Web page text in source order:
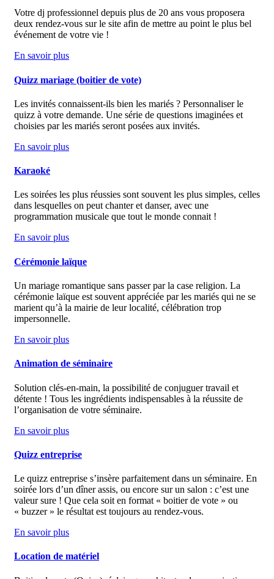
Votre dj professionnel depuis plus de 20 ans vous proposera
deux rendez-vous sur le site afin de mettre au point le plus bel
événement de votre vie !
En savoir plus
Quizz mariage (boitier de vote)
Les invités connaissent-ils bien les mariés ? Personnaliser le
quizz à votre demande. Une série de questions imaginées et
choisies par les mariés seront posées aux invités.
En savoir plus
Karaoké
Les soirées les plus réussies sont souvent les plus simples, celles
dans lesquelles on peut chanter et danser, avec une
programmation musicale que tout le monde connait !
En savoir plus
Cérémonie laïque
Un mariage romantique sans passer par la case religion. La
cérémonie laïque est souvent appréciée par les mariés qui ne se
marient qu’à la mairie de leur localité, célébration trop
impersonnelle.
En savoir plus
Animation de séminaire
Solution clés-en-main, la possibilité de conjuguer travail et
détente ! Tous les ingrédients indispensables à la réussite de
l’organisation de votre séminaire.
En savoir plus
Quizz entreprise
Le quizz entreprise s’insère parfaitement dans un séminaire. En
soirée lors d’un dîner assis, ou encore sur un salon : c’est une
valeur sure ! Que cela soit en format « boitier de vote » ou
« buzzer » le résultat est toujours au rendez-vous.
En savoir plus
Location de matériel